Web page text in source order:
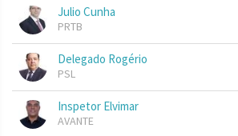
Julio Cunha
PRTB
Delegado Rogério
PSL
Inspetor Elvimar
AVANTE